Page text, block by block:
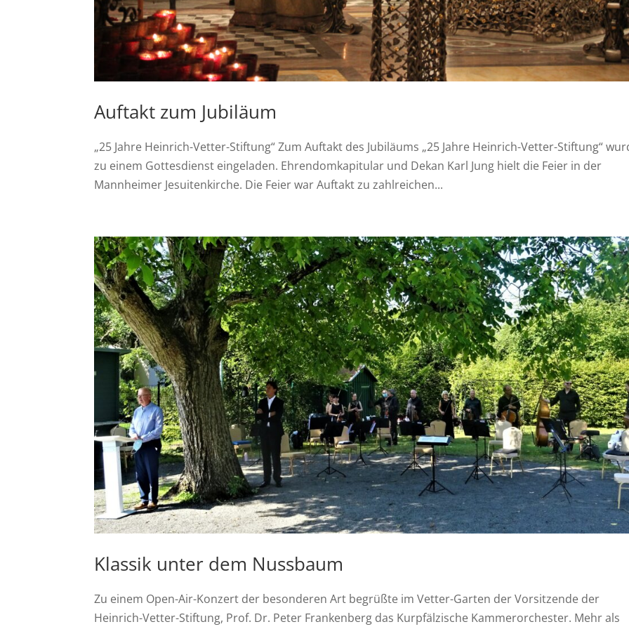
Auftakt zum Jubiläum
„25 Jahre Heinrich-Vetter-Stiftung“ Zum Auftakt des Jubiläums „25 Jahre Heinrich-Vetter-Stiftung“
zu einem Gottesdienst eingeladen. Ehrendomkapitular und Dekan Karl Jung hielt die Feier in der
Mannheimer Jesuitenkirche. Die Feier war Auftakt zu zahlreichen...
Klassik unter dem Nussbaum
Zu einem Open-Air-Konzert der besonderen Art begrüßte im Vetter-Garten der Vorsitzende der
Heinrich-Vetter-Stiftung, Prof. Dr. Peter Frankenberg das Kurpfälzische Kammerorchester. Mehr als